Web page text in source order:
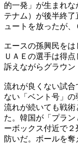
的一発」が生まれ
テナム）が後半終
ュートを放ったが、
エースの孫興民をは
ＵＡＥの選手は得
訴えながらグラウン
流れが良くない試合
ない「ベント号」
流れが続いても戦
た。韓国が「プラ
ーボックス付近で
防いだ。ボールを